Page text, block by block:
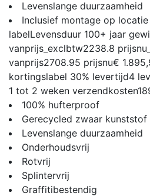
Levenslange duurzaamheid
Inclusief montage op locatie
labelLevensduur 100+ jaar
vanprijs_exclbtw2238.8
vanprijs2708.95 prijsnu€
kortingslabel 30% levertijd4
1 tot 2 weken verzendkosten
100% hufterproof
Gerecycled zwaar kunststof
Levenslange duurzaamheid
Onderhoudsvrij
Rotvrij
Splintervrij
Graffitibestendig